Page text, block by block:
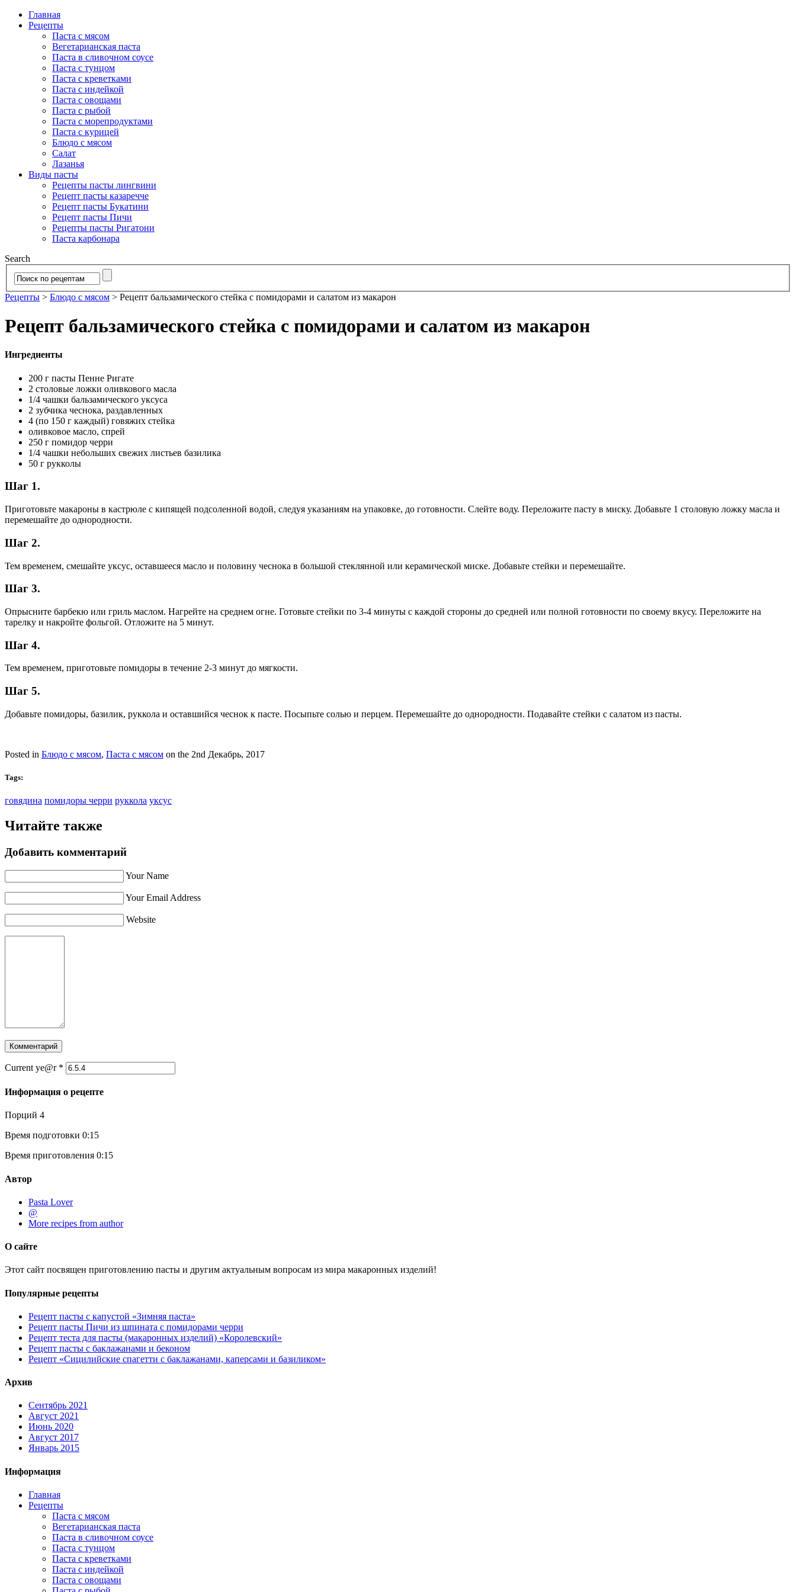
Главная
Рецепты
Паста с мясом
Вегетарианская паста
Паста в сливочном соусе
Паста с тунцом
Паста с креветками
Паста с индейкой
Паста с овощами
Паста с рыбой
Паста с морепродуктами
Паста с курицей
Блюдо с мясом
Салат
Лазанья
Виды пасты
Рецепты пасты лингвини
Рецепт пасты казаречче
Рецепт пасты Букатини
Рецепт пасты Пичи
Рецепты пасты Ригатони
Паста карбонара
Search
Рецепты > Блюдо с мясом > Рецепт бальзамического стейка с помидорами и салатом из макарон
Рецепт бальзамического стейка с помидорами и салатом из макарон
Ингредиенты
200 г пасты Пенне Ригате
2 столовые ложки оливкового масла
1/4 чашки бальзамического уксуса
2 зубчика чеснока, раздавленных
4 (по 150 г каждый) говяжих стейка
оливковое масло, спрей
250 г помидор черри
1/4 чашки небольших свежих листьев базилика
50 г рукколы
Шаг 1.
Приготовьте макароны в кастрюле с кипящей подсоленной водой, следуя указаниям на упаковке, до готовности. Слейте воду. Переложите пасту в миску. Добавьте 1 столовую ложку масла и
перемешайте до однородности.
Шаг 2.
Тем временем, смешайте уксус, оставшееся масло и половину чеснока в большой стеклянной или керамической миске. Добавьте стейки и перемешайте.
Шаг 3.
Опрысните барбекю или гриль маслом. Нагрейте на среднем огне. Готовьте стейки по 3-4 минуты с каждой стороны до средней или полной готовности по своему вкусу. Переложите на
тарелку и накройте фольгой. Отложите на 5 минут.
Шаг 4.
Тем временем, приготовьте помидоры в течение 2-3 минут до мягкости.
Шаг 5.
Добавьте помидоры, базилик, руккола и оставшийся чеснок к пасте. Посыпьте солью и перцем. Перемешайте до однородности. Подавайте стейки с салатом из пасты.
Posted in Блюдо с мясом, Паста с мясом on the 2nd Декабрь, 2017
Tags:
говядина помидоры черри руккола уксус
Читайте также
Добавить комментарий
Your Name
Your Email Address
Website
Current ye@r *
Информация о рецепте
Порций 4
Время подготовки 0:15
Время приготовления 0:15
Автор
Pasta Lover
@
More recipes from author
О сайте
Этот сайт посвящен приготовлению пасты и другим актуальным вопросам из мира макаронных изделий!
Популярные рецепты
Рецепт пасты с капустой «Зимняя паста»
Рецепт пасты Пичи из шпината с помидорами черри
Рецепт теста для пасты (макаронных изделий) «Королевский»
Рецепт пасты с баклажанами и беконом
Рецепт «Сицилийские спагетти с баклажанами, каперсами и базиликом»
Архив
Сентябрь 2021
Август 2021
Июнь 2020
Август 2017
Январь 2015
Информация
Главная
Рецепты
Паста с мясом
Вегетарианская паста
Паста в сливочном соусе
Паста с тунцом
Паста с креветками
Паста с индейкой
Паста с овощами